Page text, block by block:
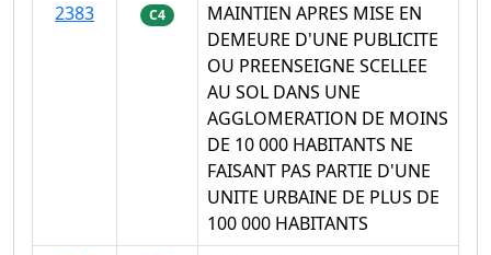
2383
C4
MAINTIEN APRES MISE EN
DEMEURE D'UNE PUBLICITE
OU PREENSEIGNE SCELLEE
AU SOL DANS UNE
AGGLOMERATION DE MOINS
DE 10 000 HABITANTS NE
FAISANT PAS PARTIE D'UNE
UNITE URBAINE DE PLUS DE
100 000 HABITANTS